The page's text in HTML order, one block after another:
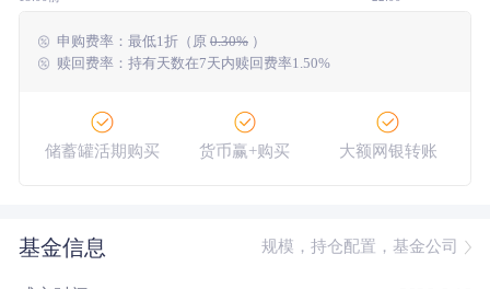
成立以来 0.62 %
申购费率： 最低1折（原 0.30%）
赎回费率：持有天数在7天内赎回费率1.50%
储蓄罐活期购买 货币赢+购买 大额网银转账
基金信息 规模，持仓配置，基金公司